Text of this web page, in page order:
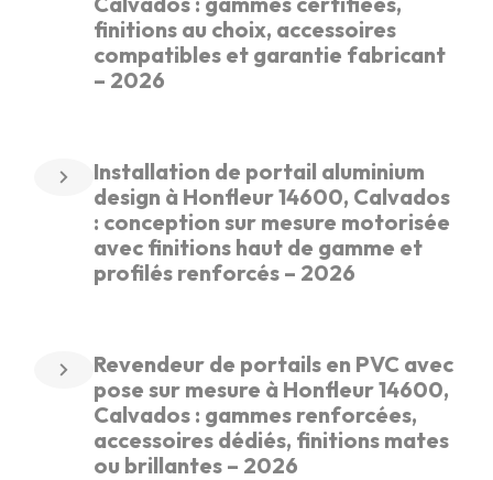
finitions au choix, accessoires
compatibles et garantie fabricant
– 2026
Installation de portail aluminium
design à Honfleur 14600, Calvados
: conception sur mesure motorisée
avec finitions haut de gamme et
profilés renforcés – 2026
Revendeur de portails en PVC avec
pose sur mesure à Honfleur 14600,
Calvados : gammes renforcées,
accessoires dédiés, finitions mates
ou brillantes – 2026